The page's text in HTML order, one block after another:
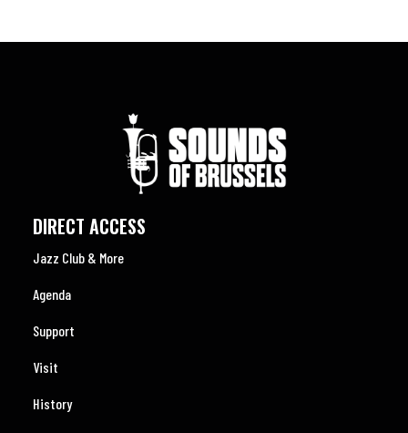
DIRECT ACCESS
Jazz Club & More
Agenda
Support
Visit
History